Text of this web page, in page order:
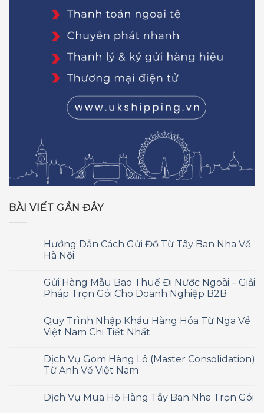
BÀI VIẾT GẦN ĐÂY
Hướng Dẫn Cách Gửi Đồ Từ Tây Ban Nha Về
Hà Nội
Gửi Hàng Mẫu Bao Thuế Đi Nước Ngoài – Giải
Pháp Trọn Gói Cho Doanh Nghiệp B2B
Quy Trình Nhập Khẩu Hàng Hóa Từ Nga Về
Việt Nam Chi Tiết Nhất
Dịch Vụ Gom Hàng Lô (Master Consolidation)
Từ Anh Về Việt Nam
Dịch Vụ Mua Hộ Hàng Tây Ban Nha Trọn Gói